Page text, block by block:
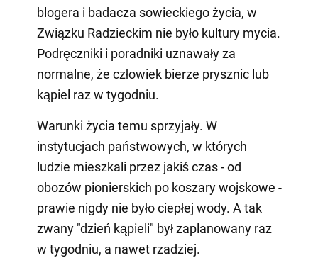
blogera i badacza sowieckiego życia, w
Związku Radzieckim nie było kultury mycia.
Podręczniki i poradniki uznawały za
normalne, że człowiek bierze prysznic lub
kąpiel raz w tygodniu.
Warunki życia temu sprzyjały. W
instytucjach państwowych, w których
ludzie mieszkali przez jakiś czas - od
obozów pionierskich po koszary wojskowe -
prawie nigdy nie było ciepłej wody. A tak
zwany "dzień kąpieli" był zaplanowany raz
w tygodniu, a nawet rzadziej.